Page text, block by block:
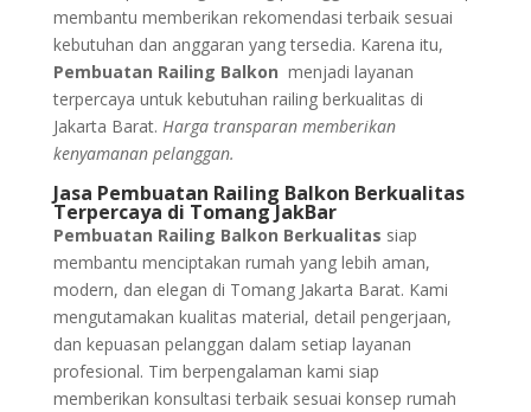
membantu memberikan rekomendasi terbaik sesuai
kebutuhan dan anggaran yang tersedia. Karena itu,
Pembuatan Railing Balkon menjadi layanan
terpercaya untuk kebutuhan railing berkualitas di
Jakarta Barat. Harga transparan memberikan
kenyamanan pelanggan.
Jasa Pembuatan Railing Balkon Berkualitas
Terpercaya di Tomang JakBar
Pembuatan Railing Balkon Berkualitas siap
membantu menciptakan rumah yang lebih aman,
modern, dan elegan di Tomang Jakarta Barat. Kami
mengutamakan kualitas material, detail pengerjaan,
dan kepuasan pelanggan dalam setiap layanan
profesional. Tim berpengalaman kami siap
memberikan konsultasi terbaik sesuai konsep rumah